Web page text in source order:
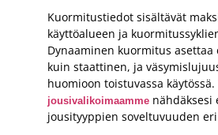
Kuormitustiedot sisältävät
käyttöalueen ja
Dynaaminen kuormitus
kuin staattinen, ja
huomioon toistuvassa käytössä.
jousivalikoimaamme nähdäksesi
jousityyppien soveltuvuuden